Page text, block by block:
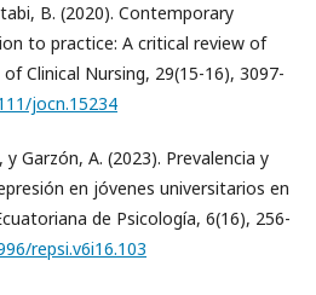
B. (2020). Contemporary
to practice: A critical review of
Clinical Nursing, 29(15-16), 3097-
jocn.15234
Garzón, A. (2023). Prevalencia y
en jóvenes universitarios en
de Psicología, 6(16), 256-
repsi.v6i16.103